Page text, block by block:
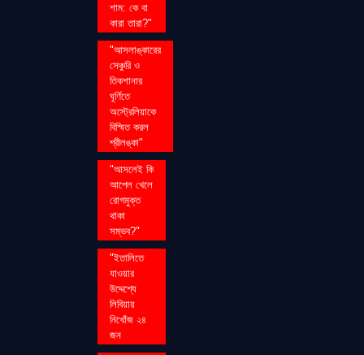
শাম: কে বা
কারা তারা?"
"আসলাঙ্কারের
সেঞ্চুরি ও
তিকশানার
ঘূর্ণিতে
অস্ট্রেলিয়াকে
বিস্মিত করল
শ্রীলঙ্কা"
"আসলেই কি
আপেল খেলে
রোগমুক্ত
থাকা
সম্ভব?"
"ইতালিতে
যাওয়ার
উদ্দেশ্যে
লিবিয়ায়
নিখোঁজ ২৪
জন